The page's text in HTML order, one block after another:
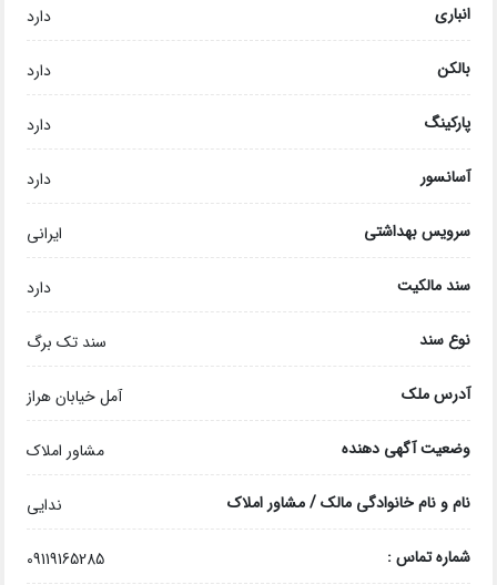
انباری دارد
بالکن دارد
پارکینگ دارد
آسانسور دارد
سرویس بهداشتی ایرانی
سند مالکیت دارد
نوع سند سند تک برگ
آدرس ملک آمل خیابان هراز
وضعیت آگهی دهنده مشاور املاک
نام و نام خانوادگی مالک / مشاور املاک ندایی
شماره تماس : 09119165285